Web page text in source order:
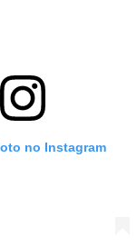
no Instagram